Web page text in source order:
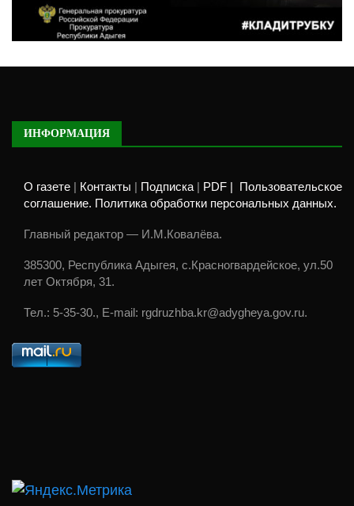
ИНФОРМАЦИЯ
О газете Контакты Подписка PDF |
Пользовательское
соглашение. Политика обработки персональных данных.
Главный редактор — И.М.Ковалёва.
385300, Республика Адыгея, с.Красногвардейское, ул.50
лет Октября, 31.
Тел.: 5-35-30., E-mail: rgdruzhba.kr@adygheya.gov.ru.